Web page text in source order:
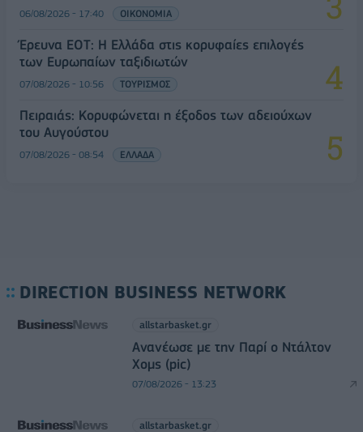
06/08/2026 - 17:40 ΟΙΚΟΝΟΜΙΑ
Έρευνα ΕΟΤ: Η Ελλάδα στις κορυφαίες επιλογές
των Ευρωπαίων ταξιδιωτών
07/08/2026 - 10:56 ΤΟΥΡΙΣΜΟΣ
Πειραιάς: Κορυφώνεται η έξοδος των αδειούχων
του Αυγούστου
07/08/2026 - 08:54 ΕΛΛΑΔΑ
DIRECTION BUSINESS NETWORK
allstarbasket.gr
Ανανέωσε με την Παρί ο Ντάλτον
Χομς (pic)
07/08/2026 - 13:23
allstarbasket.gr